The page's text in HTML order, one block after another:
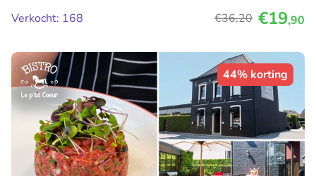
Verkocht: 168
€36,20 €19,90
44% korting